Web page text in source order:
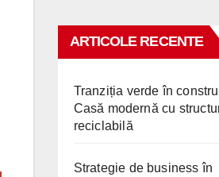
ARTICOLE RECENTE
Tranziția verde în
Casă modernă cu
reciclabilă
Strategie de business în